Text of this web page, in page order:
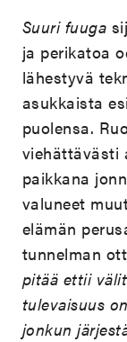
Suuri fuuga
ja perikatoa
lähestyvä
asukkaista
puolensa.
viehättävästi
paikkana
valuneet
elämän
tunnelman
pitää ettii
tulevaisuus
jonkun